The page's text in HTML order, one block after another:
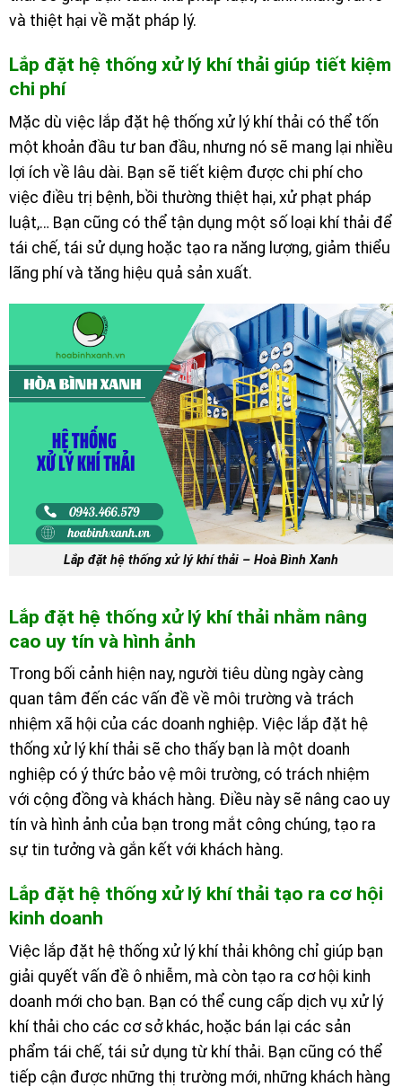
và thiệt hại về mặt pháp lý.
Lắp đặt hệ thống xử lý khí thải giúp tiết kiệm
chi phí
Mặc dù việc lắp đặt hệ thống xử lý khí thải có thể tốn
một khoản đầu tư ban đầu, nhưng nó sẽ mang lại nhiều
lợi ích về lâu dài. Bạn sẽ tiết kiệm được chi phí cho
việc điều trị bệnh, bồi thường thiệt hại, xử phạt pháp
luật,… Bạn cũng có thể tận dụng một số loại khí thải để
tái chế, tái sử dụng hoặc tạo ra năng lượng, giảm thiểu
lãng phí và tăng hiệu quả sản xuất.
Lắp đặt hệ thống xử lý khí thải – Hoà Bình Xanh
Lắp đặt hệ thống xử lý khí thải nhằm nâng
cao uy tín và hình ảnh
Trong bối cảnh hiện nay, người tiêu dùng ngày càng
quan tâm đến các vấn đề về môi trường và trách
nhiệm xã hội của các doanh nghiệp. Việc lắp đặt hệ
thống xử lý khí thải sẽ cho thấy bạn là một doanh
nghiệp có ý thức bảo vệ môi trường, có trách nhiệm
với cộng đồng và khách hàng. Điều này sẽ nâng cao uy
tín và hình ảnh của bạn trong mắt công chúng, tạo ra
sự tin tưởng và gắn kết với khách hàng.
Lắp đặt hệ thống xử lý khí thải tạo ra cơ hội
kinh doanh
Việc lắp đặt hệ thống xử lý khí thải không chỉ giúp bạn
giải quyết vấn đề ô nhiễm, mà còn tạo ra cơ hội kinh
doanh mới cho bạn. Bạn có thể cung cấp dịch vụ xử lý
khí thải cho các cơ sở khác, hoặc bán lại các sản
phẩm tái chế, tái sử dụng từ khí thải. Bạn cũng có thể
tiếp cận được những thị trường mới, những khách hàng